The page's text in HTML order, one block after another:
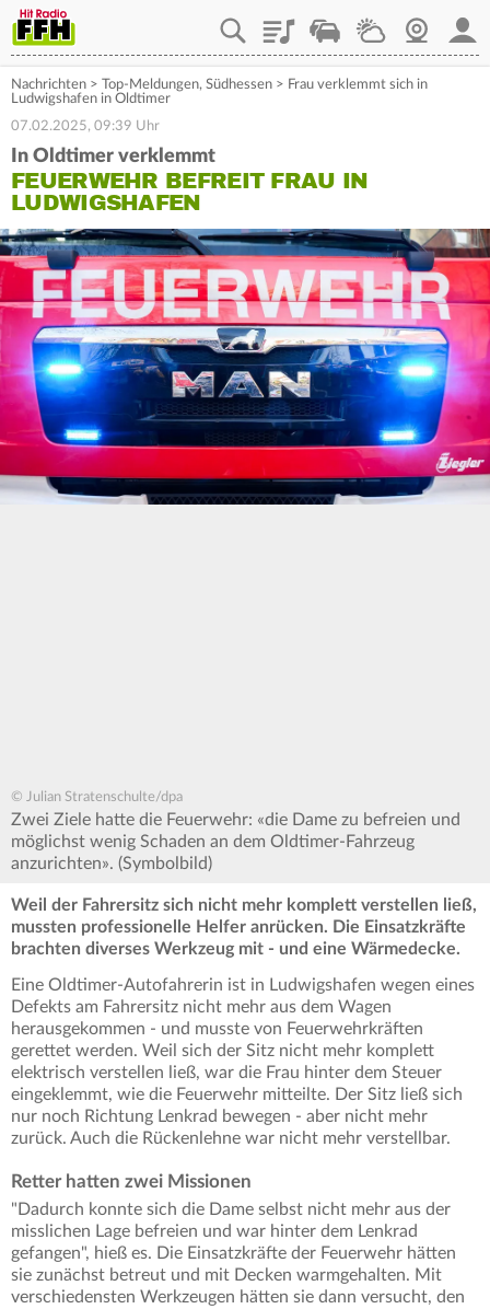
PlaylistStaupilotWetterWebcam
Nachrichten > Top-Meldungen, Südhessen > Frau verklemmt sich in
Ludwigshafen in Oldtimer
07.02.2025, 09:39 Uhr
In Oldtimer verklemmt
FEUERWEHR BEFREIT FRAU IN
LUDWIGSHAFEN
© Julian Stratenschulte/dpa
Zwei Ziele hatte die Feuerwehr: «die Dame zu befreien und
möglichst wenig Schaden an dem Oldtimer-Fahrzeug
anzurichten». (Symbolbild)
Weil der Fahrersitz sich nicht mehr komplett verstellen ließ,
mussten professionelle Helfer anrücken. Die Einsatzkräfte
brachten diverses Werkzeug mit - und eine Wärmedecke.
Eine Oldtimer-Autofahrerin ist in Ludwigshafen wegen eines
Defekts am Fahrersitz nicht mehr aus dem Wagen
herausgekommen - und musste von Feuerwehrkräften
gerettet werden. Weil sich der Sitz nicht mehr komplett
elektrisch verstellen ließ, war die Frau hinter dem Steuer
eingeklemmt, wie die Feuerwehr mitteilte. Der Sitz ließ sich
nur noch Richtung Lenkrad bewegen - aber nicht mehr
zurück. Auch die Rückenlehne war nicht mehr verstellbar.
Retter hatten zwei Missionen
"Dadurch konnte sich die Dame selbst nicht mehr aus der
misslichen Lage befreien und war hinter dem Lenkrad
gefangen", hieß es. Die Einsatzkräfte der Feuerwehr hätten
sie zunächst betreut und mit Decken warmgehalten. Mit
verschiedensten Werkzeugen hätten sie dann versucht, den